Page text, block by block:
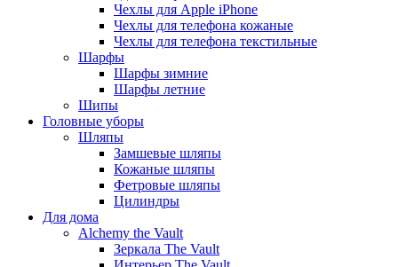
Чехлы для Apple iPhone
Чехлы для телефона кожаные
Чехлы для телефона текстильные
Шарфы
Шарфы зимние
Шарфы летние
Шипы
Головные уборы
Шляпы
Замшевые шляпы
Кожаные шляпы
Фетровые шляпы
Цилиндры
Для дома
Alchemy the Vault
Зеркала The Vault